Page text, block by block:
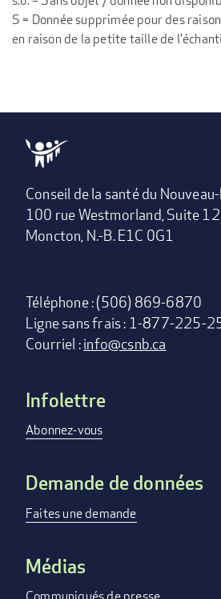
S = Donnée supprimée pour des
en raison de la petite taille de
Conseil de la santé du
100 rue Westmorland, Suite
Moncton, N.-B. E1C 0G1
Téléphone : (506) 869-6870
Ligne sans frais : 1-877-225-
Courriel :info@csnb.ca
Footer
menu
Infolettre
Abonnez-vous
Demande de données
Faites une demande
Médias